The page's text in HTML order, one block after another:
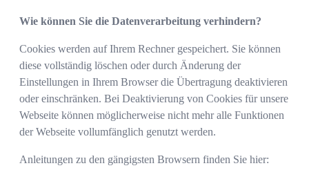
Wie können Sie die Datenverarbeitung verhindern?
Cookies werden auf Ihrem Rechner gespeichert. Sie können
diese vollständig löschen oder durch Änderung der
Einstellungen in Ihrem Browser die Übertragung deaktivieren
oder einschränken. Bei Deaktivierung von Cookies für unsere
Webseite können möglicherweise nicht mehr alle Funktionen
der Webseite vollumfänglich genutzt werden.
Anleitungen zu den gängigsten Browsern finden Sie hier: